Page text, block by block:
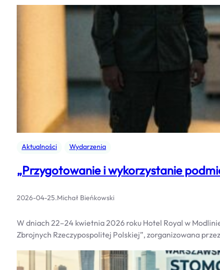
Aktualności Wydarzenia
„Przygotowanie i wykorzystanie
2026-04-25.Michał Bieńkowski
W dniach 22–24 kwietnia 2026 roku Hotel Royal w
Zbrojnych Rzeczypospolitej Polskiej”, zorganizowana